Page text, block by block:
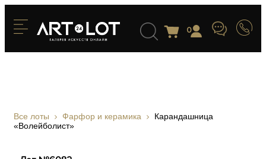
0
Все лоты Фарфор и керамика
Карандашница
«Волейболист»